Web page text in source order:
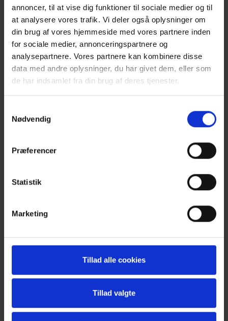
annoncer, til at vise dig funktioner til sociale medier og til
at analysere vores trafik. Vi deler også oplysninger om
din brug af vores hjemmeside med vores partnere inden
for sociale medier, annonceringspartnere og
analysepartnere. Vores partnere kan kombinere disse
data med andre oplysninger, du har givet dem, eller som
de har indsamlet fra din brug af deres tjenester.
Nødvendig
Præferencer
Statistik
Marketing
Tillad alle cookies
Tillad valgte